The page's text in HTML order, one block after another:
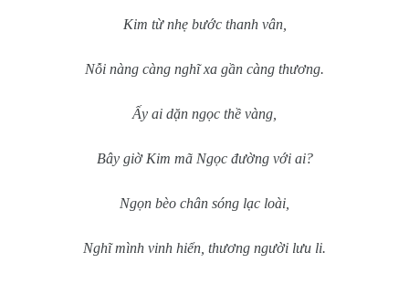
Kim từ nhẹ bước thanh vân,
Nỗi nàng càng nghĩ xa gần càng thương.
Ấy ai dặn ngọc thề vàng,
Bây giờ Kim mã Ngọc đường với ai?
Ngọn bèo chân sóng lạc loài,
Nghĩ mình vinh hiển, thương người lưu li.